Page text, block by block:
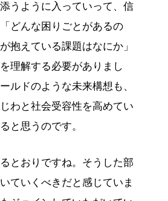
うように入っていって、信
どんな困りごとがあるの
抱えている課題はなにか」
理解する必要がありまし
ルドのような未来構想も、
わと社会受容性を高めてい
と思うのです。
とおりですね。そうした部
ていくべきだと感じていま